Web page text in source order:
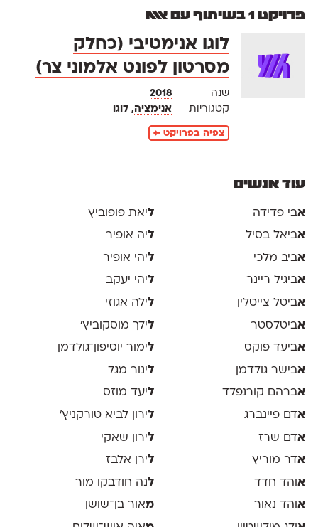
פרויקט 1 בשיתוף עם אאא
לוגו אנימטיבי (כחלק
מסרטון לפונט אלמוני צר)
שנה
2018
קטגוריות
אנימציה, לוגו
צפיה בפרויקט ←
עוד אנשים
אבי פדידה
אביאל בסיל
אביב מלכי
אביגיל ריינר
אביטל צייטלין
אביטלסטר
אביעד פוקס
אבישר גולדמן
אברהם קורנפלד
אדם פיינברג
אדם שרז
אדר מוריץ
אוהד חדד
אוהד נאור
ליאת פופוביץ
ליה אופיר
ליהי אופיר
ליהי יעקב
לילה אגוזי
לילך מוסקוביץ'
לימור יוסיפון־גולדמן
לינור מגל
ליעד מוזס
לירון לביא טורקניץ׳
לירון שאקי
לירן אלבז
לנה חודבקו מור
מאור בן־שושן